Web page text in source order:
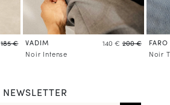
185 €
VADIM 140 € 200 €
Noir Intense
FARO
Noir
NEWSLETTER